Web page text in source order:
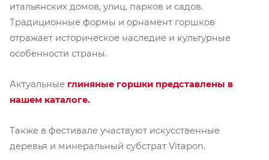
итальянских домов, улиц, парков и садов.
Традиционные формы и орнамент горшков
отражает историческое наследие и культурные
особенности страны.
Актуальные глиняные горшки представлены в
нашем каталоге.
Также в фестивале участвуют искусственные
деревья и минеральный субстрат Vitapon.